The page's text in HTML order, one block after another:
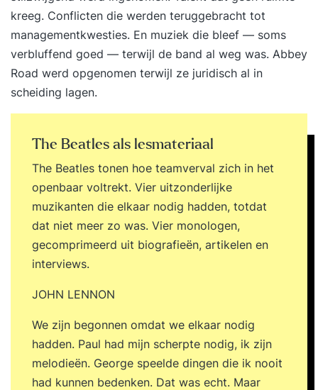
kreeg. Conflicten die werden teruggebracht tot
managementkwesties. En muziek die bleef — soms
verbluffend goed — terwijl de band al weg was. Abbey
Road werd opgenomen terwijl ze juridisch al in
scheiding lagen.
The Beatles als lesmateriaal
The Beatles tonen hoe teamverval zich in het
openbaar voltrekt. Vier uitzonderlijke
muzikanten die elkaar nodig hadden, totdat
dat niet meer zo was. Vier monologen,
gecomprimeerd uit biografieën, artikelen en
interviews.
JOHN LENNON
We zijn begonnen omdat we elkaar nodig
hadden. Paul had mijn scherpte nodig, ik zijn
melodieën. George speelde dingen die ik nooit
had kunnen bedenken. Dat was echt. Maar